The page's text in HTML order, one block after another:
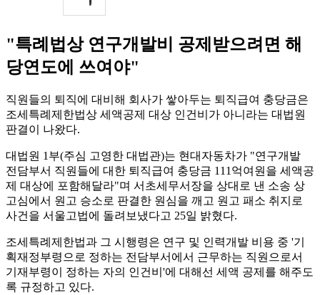
"특례법상 연구개발비 공제받으려면 해
당연도에 쓰여야"
직원들의 퇴직에 대비해 회사가 쌓아두는 퇴직급여 충당금은
조세특례제한법상 세액공제 대상 인건비가 아니라는 대법원
판결이 나왔다.
대법원 1부(주심 고영한 대법관)는 현대자동차가 "연구개발
전담부서 직원들에 대한 퇴직급여 충당금 111억여원을 세액공
제 대상에 포함해달라"며 서초세무서장을 상대로 낸 소송 상
고심에서 원고 승소로 판결한 원심을 깨고 원고 패소 취지로
사건을 서울고법에 돌려보냈다고 25일 밝혔다.
조세특례제한법과 그 시행령은 연구 및 인력개발 비용 중 '기
획재정부령으로 정하는 전담부서에서 근무하는 직원으로서
기재부령이 정하는 자의 인건비'에 대해선 세액 공제를 해주도
록 규정하고 있다.